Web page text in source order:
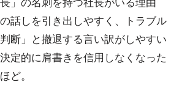
」の名刺を持つ社長がいる理由
話しを引き出しやすく、トラブル
断」と撤退する言い訳がしやすい
定的に肩書きを信用しなくなった
ど。